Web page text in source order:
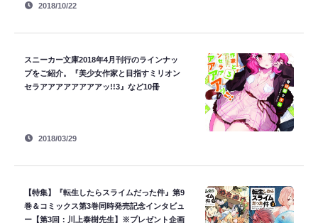
2018/10/22
スニーカー文庫2018年4月刊行のラインナッ
プをご紹介。『美少女作家と目指すミリオン
セラアアアアアアアアッ!!3』など10冊
2018/03/29
【特集】『転生したらスライムだった件』第9
巻＆コミックス第3巻同時発売記念インタビュ
ー【第3回：川上泰樹先生】※プレゼント企画